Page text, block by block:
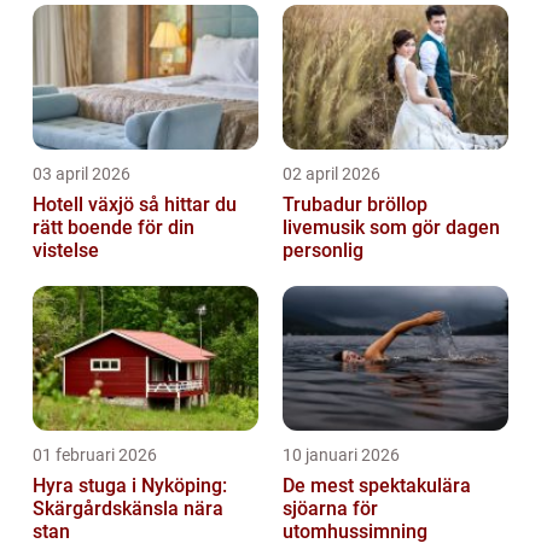
03 april 2026
Hotell växjö så hittar du
rätt boende för din
vistelse
02 april 2026
Trubadur bröllop
livemusik som gör dagen
personlig
01 februari 2026
Hyra stuga i Nyköping:
Skärgårdskänsla nära
stan
10 januari 2026
De mest spektakulära
sjöarna för
utomhussimning